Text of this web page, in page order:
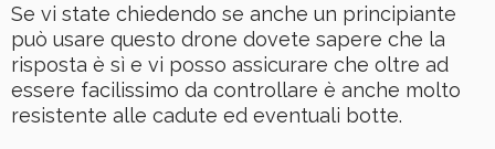
Se vi state chiedendo se anche un principiante
può usare questo drone dovete sapere che la
risposta è sì e vi posso assicurare che oltre ad
essere facilissimo da controllare è anche molto
resistente alle cadute ed eventuali botte.